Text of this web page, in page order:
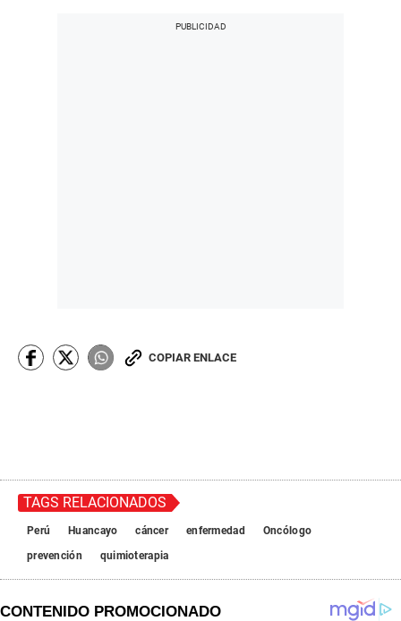
COPIAR ENLACE
TAGS RELACIONADOS
Perú Huancayo cáncer enfermedad
Oncólogo
prevención
quimioterapia